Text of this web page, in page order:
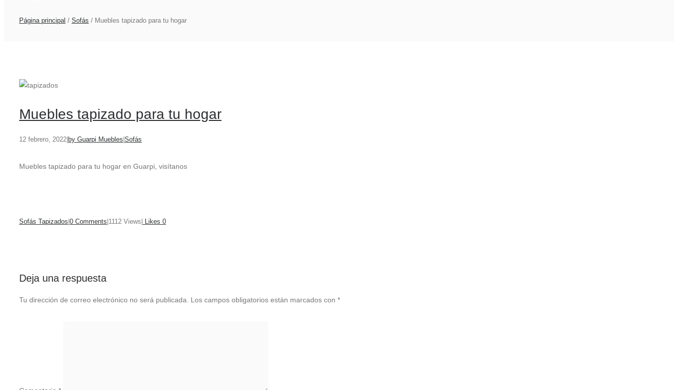
Página principal / Sofás / Muebles tapizado para tu hogar
Muebles tapizado para tu hogar
12 febrero, 2022 by Guarpi Muebles Sofás
Muebles tapizado para tu hogar en Guarpi, visítanos
Sofás Tapizados 0 Comments 1112 Views Likes 0
Deja una respuesta
Tu dirección de correo electrónico no será publicada. Los campos obligatorios están marcados con *